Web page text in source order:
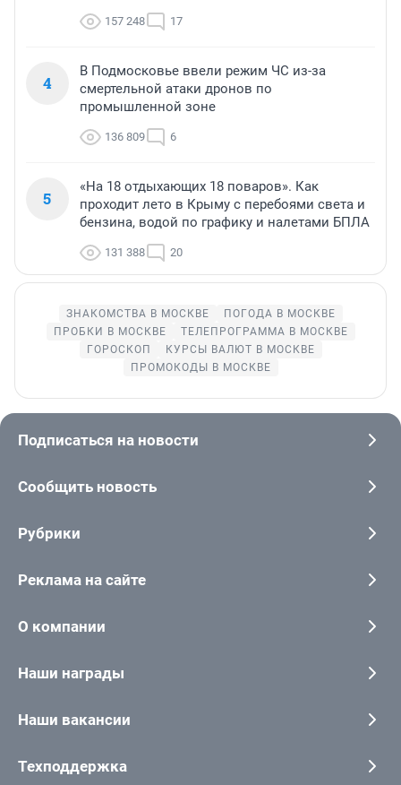
157 248 17
4
В Подмосковье ввели режим ЧС из-за
смертельной атаки дронов по
промышленной зоне
136 809 6
5
«На 18 отдыхающих 18 поваров». Как
проходит лето в Крыму с перебоями света и
бензина, водой по графику и налетами БПЛА
131 388 20
ЗНАКОМСТВА В МОСКВЕ
ПОГОДА В МОСКВЕ
ПРОБКИ В МОСКВЕ
ТЕЛЕПРОГРАММА В МОСКВЕ
ГОРОСКОП
КУРСЫ ВАЛЮТ В МОСКВЕ
ПРОМОКОДЫ В МОСКВЕ
Подписаться на новости
Сообщить новость
Рубрики
Реклама на сайте
О компании
Наши награды
Наши вакансии
Техподдержка